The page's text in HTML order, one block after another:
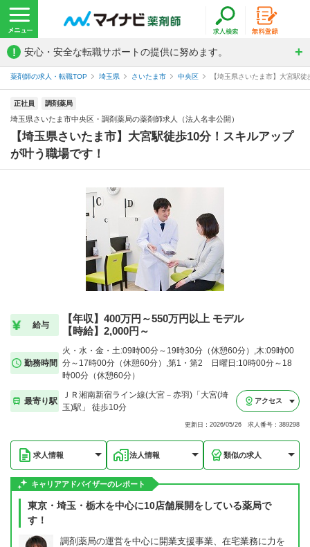
! 安心・安全な転職サポートの提供に努めます。
薬剤師の求人・転職TOP 埼玉県 さいたま市 中央区 【埼玉県さいたま市】大宮駅
正社員 調剤薬局
埼玉県さいたま市中央区・調剤薬局の薬剤師求人（法人名非公開）
【埼玉県さいたま市】大宮駅徒歩10分！スキルアップ
が叶う職場です！
給与
【年収】400万円～550万円以上 モデル
【時給】2,000円～
勤務時間
火・水・金・土:09時00分～19時30分（休憩60分）,木:09時00
分～17時00分（休憩60分）,第1・第2 日曜日:10時00分～18
時00分（休憩60分）
最寄り駅
ＪＲ湘南新宿ライン線(大宮－赤羽)「大宮(埼
玉)駅」 徒歩10分
アクセス
更新日：2026/05/26 求人番号：389298
求人情報 法人情報 類似の求人
キャリアアドバイザーのレポート
東京・埼玉・栃木を中心に10店舗展開をしている薬局で
す！
調剤薬局の運営を中心に開業支援事業、在宅業務に力を